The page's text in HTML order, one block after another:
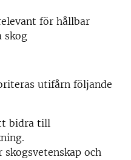
för hållbar
skog
utifårn följande
bidra till
och